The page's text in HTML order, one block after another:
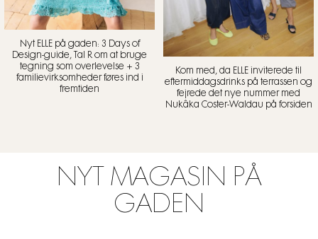
Nyt ELLE på gaden: 3 Days of
Design-guide, Tal R om at bruge
tegning som overlevelse + 3
familievirksomheder føres ind i
fremtiden
Kom med, da ELLE inviterede til
eftermiddagsdrinks på terrassen og
fejrede det nye nummer med
Nukâka Coster-Waldau på forsiden
NYT MAGASIN PÅ
GADEN